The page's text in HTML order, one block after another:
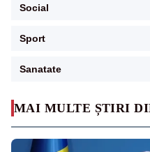
MAI MULTE ȘTIRI
Social
Sport
Sanatate